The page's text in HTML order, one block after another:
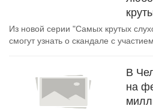
Из новой серии "Самых крутых
смогут узнать о скандале с
В
на